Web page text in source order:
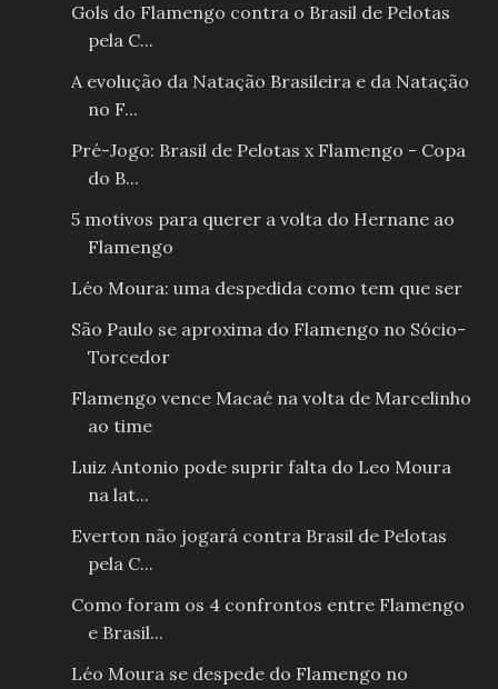
Gols do Flamengo contra o Brasil de Pelotas
pela C...
A evolução da Natação Brasileira e da Natação
no F...
Pré-Jogo: Brasil de Pelotas x Flamengo - Copa
do B...
5 motivos para querer a volta do Hernane ao
Flamengo
Léo Moura: uma despedida como tem que ser
São Paulo se aproxima do Flamengo no Sócio-
Torcedor
Flamengo vence Macaé na volta de Marcelinho
ao time
Luiz Antonio pode suprir falta do Leo Moura
na lat...
Everton não jogará contra Brasil de Pelotas
pela C...
Como foram os 4 confrontos entre Flamengo
e Brasil...
Léo Moura se despede do Flamengo no